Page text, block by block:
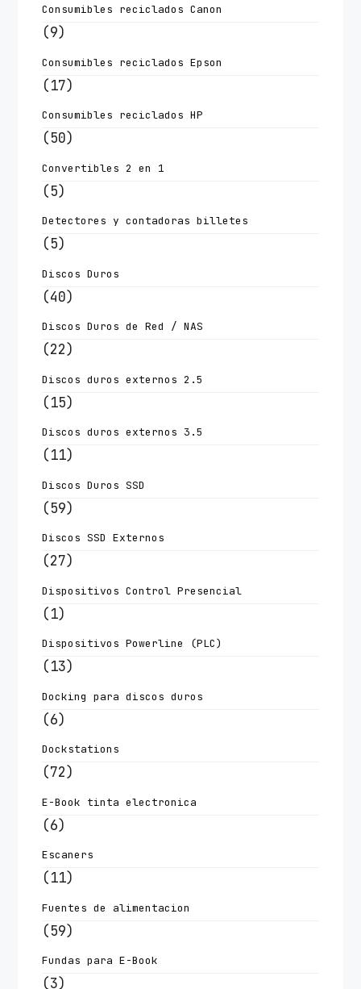
Consumibles reciclados Canon
(9)
Consumibles reciclados Epson
(17)
Consumibles reciclados HP
(50)
Convertibles 2 en 1
(5)
Detectores y contadoras billetes
(5)
Discos Duros
(40)
Discos Duros de Red / NAS
(22)
Discos duros externos 2.5
(15)
Discos duros externos 3.5
(11)
Discos Duros SSD
(59)
Discos SSD Externos
(27)
Dispositivos Control Presencial
(1)
Dispositivos Powerline (PLC)
(13)
Docking para discos duros
(6)
Dockstations
(72)
E-Book tinta electronica
(6)
Escaners
(11)
Fuentes de alimentacion
(59)
Fundas para E-Book
(3)